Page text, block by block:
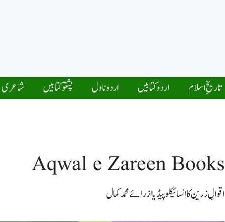
تاریخِ اسلام اردو کتابیں اردو ناول پشتو کتابیں شاعری
Aqwal e Zareen Books
اقوالِ زرین کا انسائیکلوپیڈیا از رائے محمد کمال